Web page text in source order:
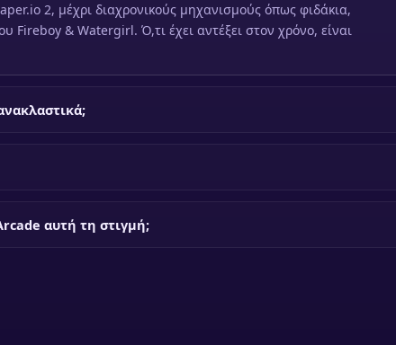
2, μέχρι διαχρονικούς μηχανισμούς όπως φιδάκια,
Fireboy & Watergirl. Ό,τι έχει αντέξει στον χρόνο, είναι
αυτή τη στιγμή;